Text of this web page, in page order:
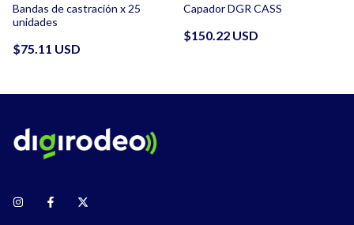
Bandas de castración x 25
unidades
$75.11 USD
Capador DGR CASS
$150.22 USD